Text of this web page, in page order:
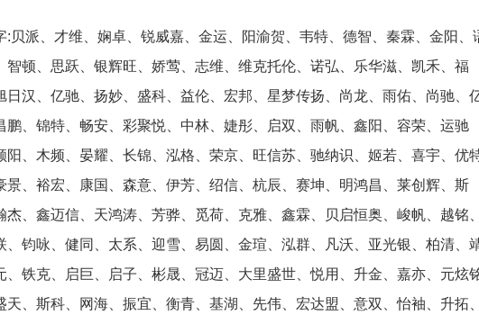
:贝派、才维、娴卓、锐威嘉、金运、阳渝贺、韦特、德智、秦霖、金阳、
智顿、思跃、银辉旺、娇莺、志维、维克托伦、诺弘、乐华滋、凯禾、福
日汉、亿驰、扬妙、盛科、益伦、宏邦、星梦传扬、尚龙、雨佑、尚驰、
鹏、锦特、畅安、彩聚悦、中林、婕彤、启双、雨帆、鑫阳、容荣、运驰
阳、木频、晏耀、长锦、泓格、荣京、旺信苏、驰纳识、姬若、喜宇、优
景、裕宏、康国、森意、伊芳、绍信、杭辰、赛坤、明鸿昌、莱创辉、斯
、鑫迈信、天鸿涛、芳骅、觅荷、克雅、鑫霖、贝启恒奥、峻帆、越铭、
、钧咏、健同、太系、迎雪、易圆、金瑄、泓群、凡沃、亚光银、柏清、
、铁克、启巨、启子、彬晟、冠迈、大里盛世、悦用、升金、嘉亦、元炫
、斯科、网海、振宜、衡青、基湖、先伟、宏达盟、意双、怡袖、升拓、